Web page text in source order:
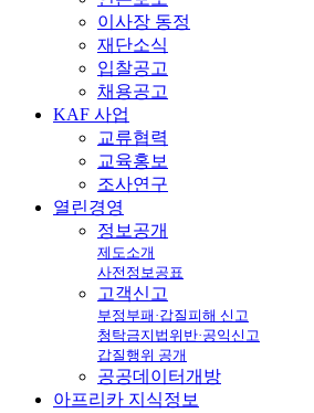
이사장 동정
재단소식
입찰공고
채용공고
KAF 사업
교류협력
교육홍보
조사연구
열린경영
정보공개
제도소개
사전정보공표
고객신고
부정부패·갑질피해 신고
청탁금지법위반·공익신고
갑질행위 공개
공공데이터개방
아프리카 지식정보